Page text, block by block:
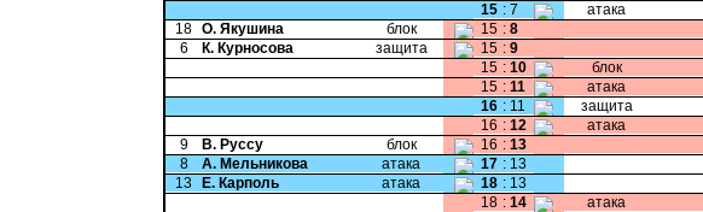
15 : 7 атака
18 О. Якушина блок 15 : 8
6
К. Курносова защита 15 : 9
15 : 10 блок
15 : 11 атака
16 : 11 защита
16 : 12 атака
9
В. Руссу блок 16 : 13
8
А. Мельникова атака 17 : 13
13
Е. Карполь атака 18 : 13
18 : 14 атака